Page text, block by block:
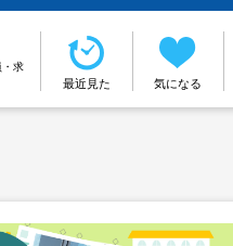
・求
最近見た 気になる